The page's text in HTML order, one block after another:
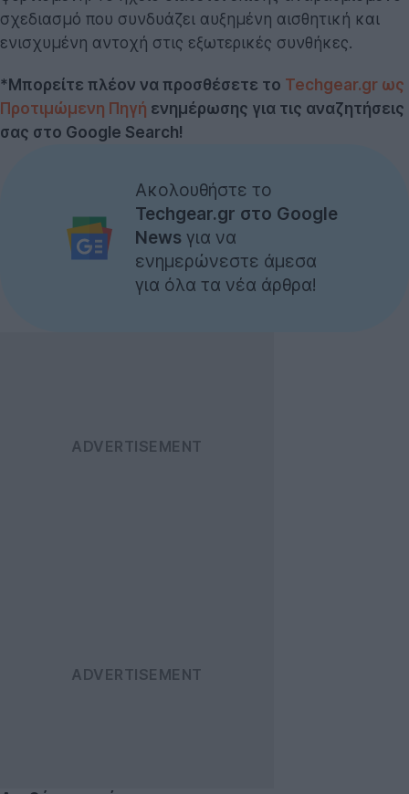
σχεδιασμό που συνδυάζει αυξημένη αισθητική και
ενισχυμένη αντοχή στις εξωτερικές συνθήκες.
*Μπορείτε πλέον να προσθέσετε το Techgear.gr ως
Προτιμώμενη Πηγή ενημέρωσης για τις αναζητήσεις
σας στο Google Search!
Ακολουθήστε το
Techgear.gr στο Google
News για να
ενημερώνεστε άμεσα
για όλα τα νέα άρθρα!